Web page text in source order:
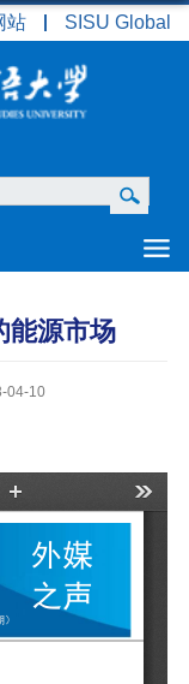
站 SISU Global
能源市场
04-10